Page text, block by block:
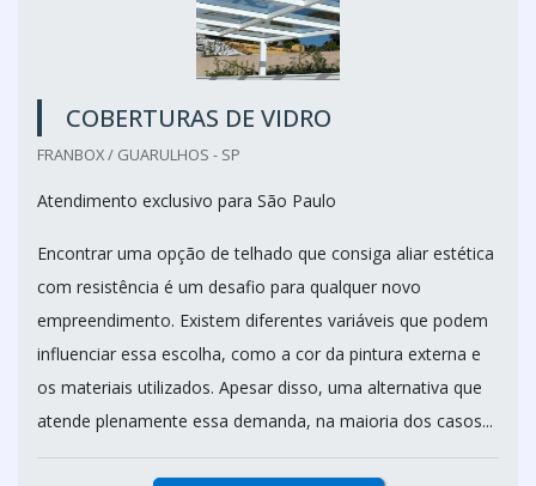
COBERTURAS DE VIDRO
FRANBOX / GUARULHOS - SP
Atendimento exclusivo para São Paulo
Encontrar uma opção de telhado que consiga aliar estética
com resistência é um desafio para qualquer novo
empreendimento. Existem diferentes variáveis que podem
influenciar essa escolha, como a cor da pintura externa e
os materiais utilizados. Apesar disso, uma alternativa que
atende plenamente essa demanda, na maioria dos casos...